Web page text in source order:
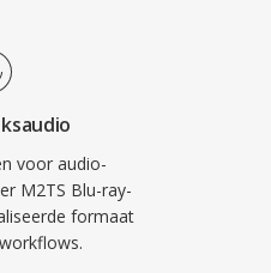
voor audio-
M2TS Blu-ray-
formaat